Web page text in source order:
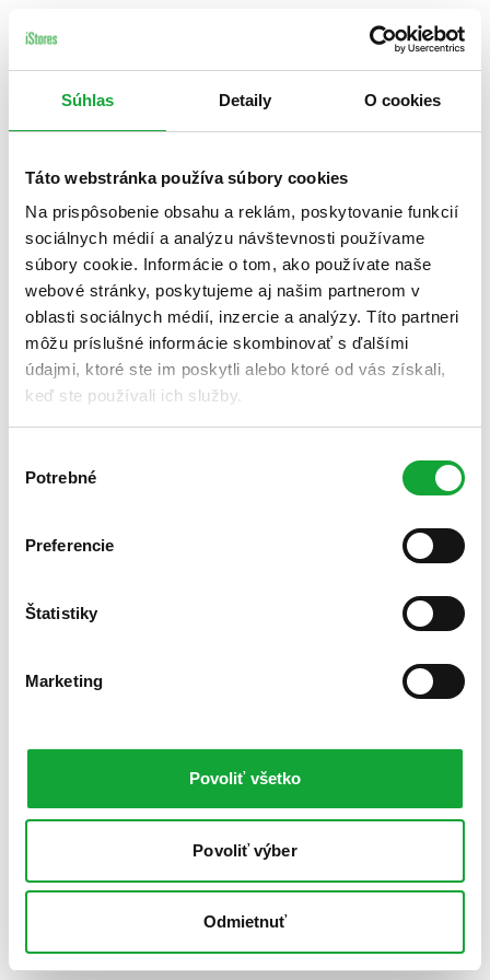
Súhlas Detaily O cookies
Táto webstránka používa súbory cookies
Na prispôsobenie obsahu a reklám, poskytovanie funkcií
sociálnych médií a analýzu návštevnosti používame
súbory cookie. Informácie o tom, ako používate naše
webové stránky, poskytujeme aj našim partnerom v
oblasti sociálnych médií, inzercie a analýzy. Títo partneri
môžu príslušné informácie skombinovať s ďalšími
údajmi, ktoré ste im poskytli alebo ktoré od vás získali,
keď ste používali ich služby.
súhlasu
Potrebné
Preferencie
Štatistiky
Marketing
Povoliť všetko
Povoliť výber
Odmietnuť